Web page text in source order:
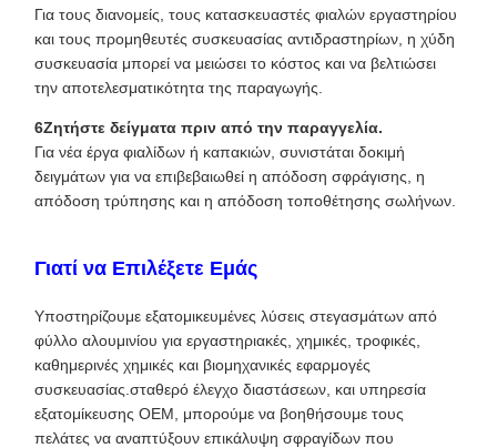
Για τους διανομείς, τους κατασκευαστές φιαλών εργαστηρίου
και τους προμηθευτές συσκευασίας αντιδραστηρίων, η χύδη
συσκευασία μπορεί να μειώσει το κόστος και να βελτιώσει
την αποτελεσματικότητα της παραγωγής.
6Ζητήστε δείγματα πριν από την παραγγελία.
Για νέα έργα φιαλίδων ή καπακιών, συνιστάται δοκιμή
δειγμάτων για να επιβεβαιωθεί η απόδοση σφράγισης, η
απόδοση τρύπησης και η απόδοση τοποθέτησης σωλήνων.
Γιατί να Επιλέξετε Εμάς
Υποστηρίζουμε εξατομικευμένες λύσεις στεγασμάτων από
φύλλο αλουμινίου για εργαστηριακές, χημικές, τροφικές,
καθημερινές χημικές και βιομηχανικές εφαρμογές
συσκευασίας.σταθερό έλεγχο διαστάσεων, και υπηρεσία
εξατομίκευσης OEM, μπορούμε να βοηθήσουμε τους
πελάτες να αναπτύξουν επικάλυψη σφραγίδων που